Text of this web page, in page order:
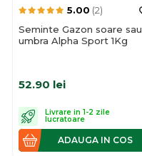
5.00 (2)
Seminte Gazon soare sau
umbra Alpha Sport 1Kg
52.90 lei
Livrare in 1-2 zile
lucratoare
ADAUGA IN COS